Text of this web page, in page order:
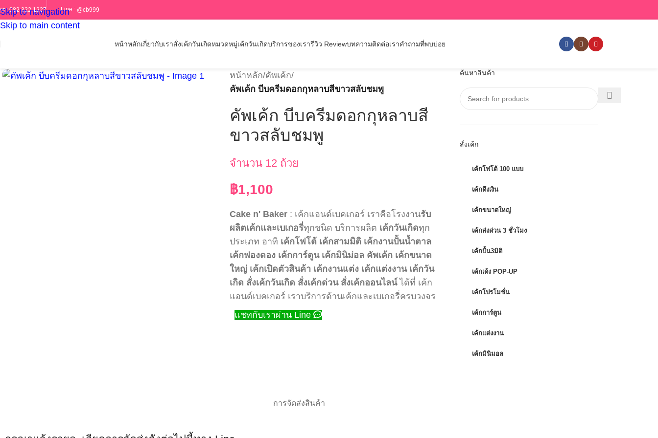
Skip to navigation
Skip to main content
ร : 082 322 1227 Line : @cb999
หน้าหลักเกี่ยวกับเราสั่งเค้กวันเกิดหมวดหมู่เค้กวันเกิดบริการของเรารีวิว Reviewบทความติดต่อเราคำถามที่พบบ่อย
หน้าหลัก/คัพเค้ก/
คัพเค้ก บีบครีมดอกกุหลาบสีขาวสลับชมพู
คัพเค้ก บีบครีมดอกกุหลาบสี
ขาวสลับชมพู
จำนวน 12 ถ้วย
฿1,100
Cake n' Baker : เค้กแอนด์เบคเกอร์ เราคือโรงงานรับ
ผลิตเค้กและเบเกอรี่ทุกชนิด บริการผลิต เค้กวันเกิดทุก
ประเภท อาทิ เค้กโฟโต้ เค้กสามมิติ เค้กงานปั้นน้ำตาล
เค้กฟองดอง เค้กการ์ตูน เค้กมินิม่อล คัพเค้ก เค้กขนาด
ใหญ่ เค้กเปิดตัวสินค้า เค้กงานแต่ง เค้กแต่งงาน เค้กวัน
เกิด สั่งเค้กวันเกิด สั่งเค้กด่วน สั่งเค้กออนไลน์ได้ที่ เค้ก
แอนด์เบคเกอร์ เราบริการด้านเค้กและเบเกอรี่ครบวงจร
แชทกับเราผ่าน Line
ค้นหาสินค้า
สั่งเค้ก
เค้กโฟโต้ 100 แบบ
เค้กดึงเงิน
เค้กขนาดใหญ่
เค้กส่งด่วน 3 ชั่วโมง
เค้กปั้น3มิติ
เค้กเด้ง POP-UP
เค้กโปรโมชั่น
เค้กการ์ตูน
เค้กแต่งงาน
เค้กมินิมอล
การจัดส่งสินค้า